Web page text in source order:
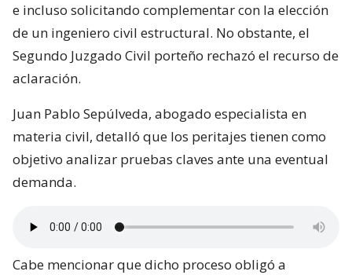
e incluso solicitando complementar con la elección
de un ingeniero civil estructural. No obstante, el
Segundo Juzgado Civil porteño rechazó el recurso de
aclaración.
Juan Pablo Sepúlveda, abogado especialista en
materia civil, detalló que los peritajes tienen como
objetivo analizar pruebas claves ante una eventual
demanda.
Cabe mencionar que dicho proceso obligó a